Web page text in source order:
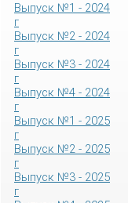
Выпуск №1 - 2024
г
Выпуск №2 - 2024
г
Выпуск №3 - 2024
г
Выпуск №4 - 2024
г
Выпуск №1 - 2025
г
Выпуск №2 - 2025
г
Выпуск №3 - 2025
г